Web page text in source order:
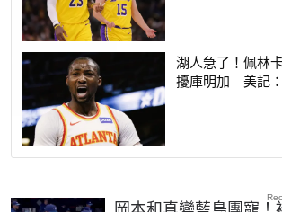
湖人急了！佩林
擾庫明加 美記